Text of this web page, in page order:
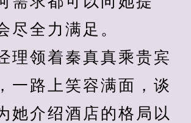
尽全力满足。
领着秦真真乘贵宾
一路上笑容满面，谈
她介绍酒店的格局以